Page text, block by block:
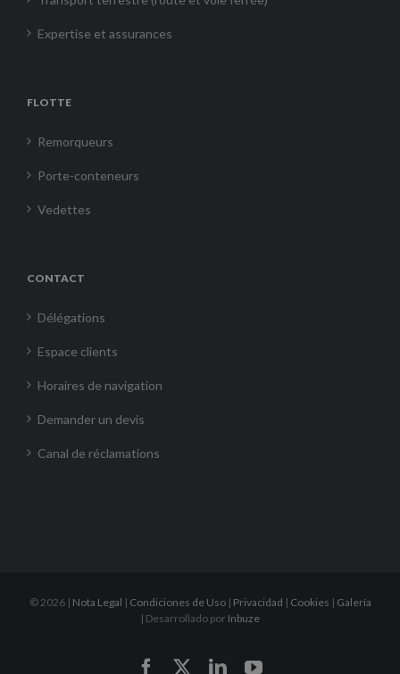
Expertise et assurances
FLOTTE
Remorqueurs
Porte-conteneurs
Vedettes
CONTACT
Délégations
Espace clients
Horaires de navigation
Demander un devis
Canal de réclamations
©2026 | Nota Legal | Condiciones de Uso| Privacidad | Cookies | Galería
| Desarrollado por Inbuze
FacebookLinkedInYouTube